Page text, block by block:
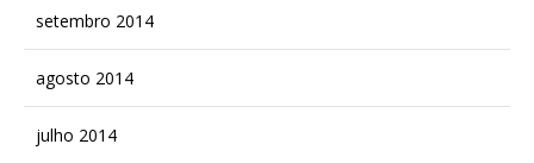
setembro 2014
agosto 2014
julho 2014